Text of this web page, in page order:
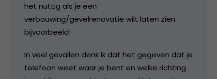
het nuttig als je een
verbouwing/gevelrenovatie wilt laten zien
bijvoorbeeld!
In veel gevallen denk ik dat het gegeven dat je
telefoon weet waar je bent en welke richting